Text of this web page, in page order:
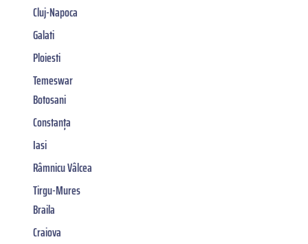
Cluj-Napoca
Galati
Ploiesti
Temeswar
Botosani
Constanța
Iasi
Râmnicu Vâlcea
Tirgu-Mures
Braila
Craiova